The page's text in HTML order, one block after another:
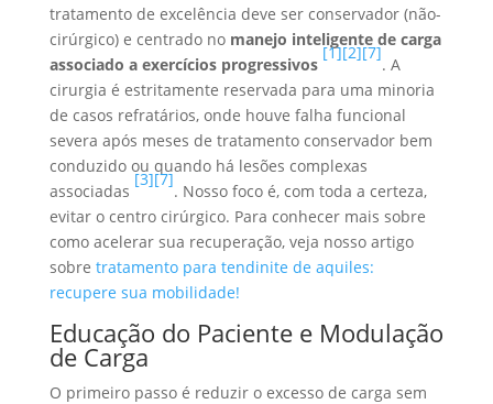
tratamento de excelência deve ser conservador (não-
cirúrgico) e centrado no manejo inteligente de carga
associado a exercícios progressivos
[1][2][7]
. A
cirurgia é estritamente reservada para uma minoria
de casos refratários, onde houve falha funcional
severa após meses de tratamento conservador bem
conduzido ou quando há lesões complexas
associadas
[3][7]
. Nosso foco é, com toda a certeza,
evitar o centro cirúrgico. Para conhecer mais sobre
como acelerar sua recuperação, veja nosso artigo
sobre tratamento para tendinite de aquiles:
recupere sua mobilidade!
Educação do Paciente e Modulação
de Carga
O primeiro passo é reduzir o excesso de carga sem